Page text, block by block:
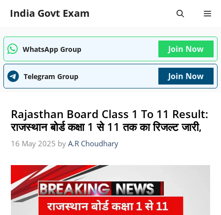
India Govt Exam
WhatsApp Group Join Now
Telegram Group Join Now
Rajasthan Board Class 1 To 11 Result:
राजस्थान बोर्ड कक्षा 1 से 11 तक का रिजल्ट जारी,
16 May 2025 by A.R Choudhary